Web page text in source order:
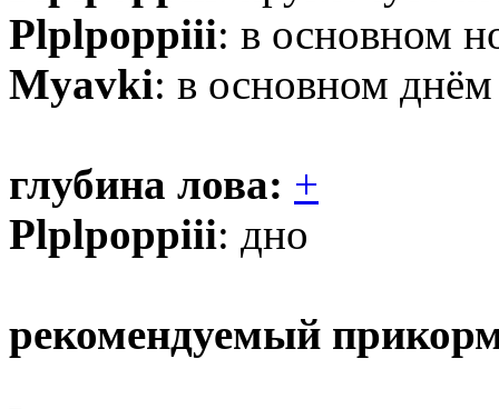
Plplpoppiii: в основном
Myavki: в основном
глубина лова: +
Plplpoppiii: дно
рекомендуемый